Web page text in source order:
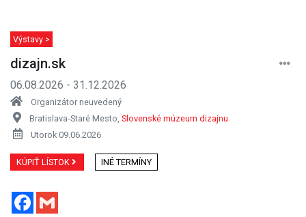
KÚPIŤ LÍSTOK
Facebook
Gmail